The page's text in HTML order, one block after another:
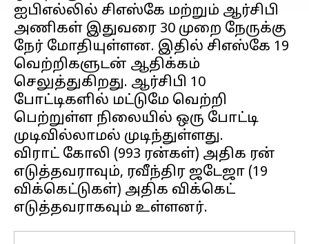
ஐபிஎல்லில் சிஎஸ்கே மற்றும் ஆர்சிபி
அணிகள் இதுவரை 30 முறை நேருக்கு
நேர் மோதியுள்ளன. இதில் சிஎஸ்கே 19
வெற்றிகளுடன் ஆதிக்கம்
செலுத்துகிறது. ஆர்சிபி 10
போட்டிகளில் மட்டுமே வெற்றி
பெற்றுள்ள நிலையில் ஒரு போட்டி
முடிவில்லாமல் முடிந்துள்ளது.
விராட் கோலி (993 ரன்கள்) அதிக ரன்
எடுத்தவராவும், ரவீந்திர ஜடேஜா (19
விக்கெட்டுகள்) அதிக விக்கெட்